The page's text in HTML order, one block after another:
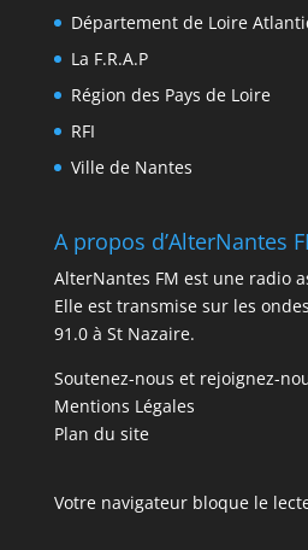
Département de Loire
La F.R.A.P
Région des Pays de Loire
RFI
Ville de Nantes
A propos d’AlterNantes
AlterNantes FM est une radio
Elle est transmise sur les
91.0 à St Nazaire.
Soutenez-nous et rejoignez-
Mentions Légales
Plan du site
Votre navigateur bloque le